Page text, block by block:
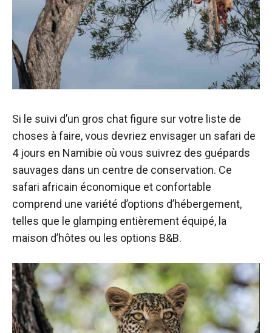
Si le suivi d’un gros chat figure sur votre liste de
choses à faire, vous devriez envisager un safari de
4 jours en Namibie où vous suivrez des guépards
sauvages dans un centre de conservation. Ce
safari africain économique et confortable
comprend une variété d’options d’hébergement,
telles que le glamping entièrement équipé, la
maison d’hôtes ou les options B&B.